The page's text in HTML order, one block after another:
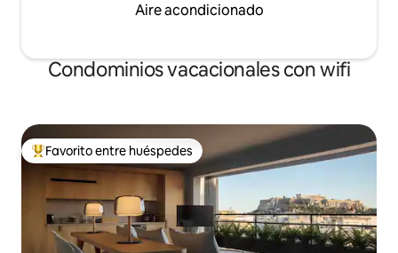
Aire acondicionado
Condominios vacacionales con wifi
Favorito entre huéspedes preferido
Favorito entre huéspedes